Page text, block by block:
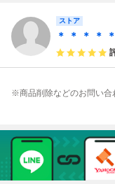
ストア
＊ ＊ ＊ ＊ ＊
※商品削除などのお問い合